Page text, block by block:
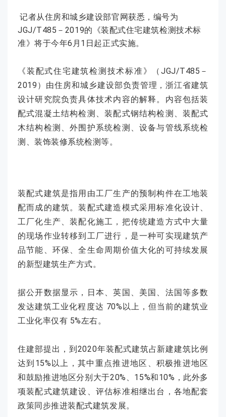
记者从住房和城乡建设部官网获悉，编号为
JGJ/T485－2019的《装配式住宅建筑检测技术标
准》将于今年6月1日起正式实施。
《装配式住宅建筑检测技术标准》（JGJ/T485－
2019）由住房和城乡建设部负责管理，浙江省建筑
设计研究院负责具体技术内容的解释。内容包括装
配式混凝土结构检测、装配式钢结构检测、装配式
木结构检测、外围护系统检测、设备与管线系统检
测、装饰装修系统检测等。
装配式建筑是指用由工厂生产的预制构件在工地装
配而成的建筑。装配式建造模式采用标准化设计、
工厂化生产、装配化施工，把传统建造方式中大量
的现场作业转移到工厂进行，是一种可实现建筑产
品节能、环保、全生命周期价值大化的可持续发展
的新型建筑生产方式。
据公开数据显示，日本、英国、美国、法国等多数
发达建筑工业化程度达 70%以上，但当前的建筑业
工业化率仅有 5%左右。
住建部提出，到2020年装配式建筑占新建建筑比例
达到15%以上，其中重点推进地区、积极推进地区
和鼓励推进地区分别大于20%、15%和10%，此外多
项装配式建筑建设、评估标准相继出台，各地配套
政策同步推进装配式建筑发展。